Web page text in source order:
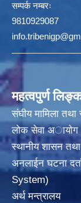
सम्पर्क नम्बरः
9810929087
महत्वपुर्ण
संघीय मामिला तथा
लोक सेवा अायाेग
स्थानीय शासन
अनलाईन घटना
System)
अर्थ मन्त्रालय